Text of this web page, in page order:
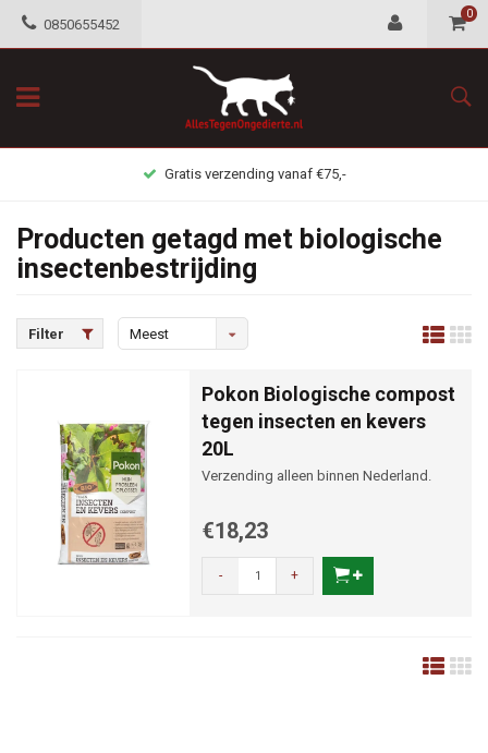
0850655452
0
Gratis verzending vanaf €75,-
Producten getagd met biologische
insectenbestrijding
Filter
Meest
Pokon Biologische compost
tegen insecten en kevers
20L
Verzending alleen binnen Nederland.
€18,23
- +